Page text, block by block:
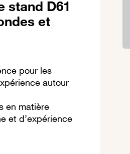
stand D61
et
pour les
autour
en matière
et d’expérience